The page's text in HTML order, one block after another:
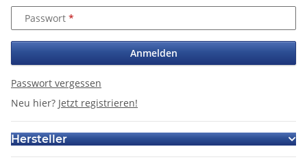
Passwort
Anmelden
Passwort vergessen
Neu hier? Jetzt registrieren!
Hersteller